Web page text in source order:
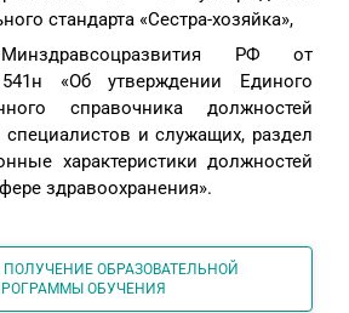
стандарта «Сестра-хозяйка»,
РФ от
«Об утверждении Единого
справочника должностей
специалистов и служащих, раздел
характеристики должностей
здравоохранения».
ОБРАЗОВАТЕЛЬНОЙ
ОБУЧЕНИЯ